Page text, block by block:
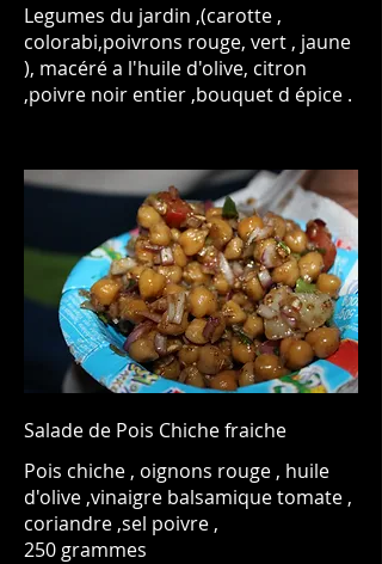
Legumes du jardin ,(carotte ,
colorabi,poivrons rouge, vert , jaune
), macéré a l'huile d'olive, citron
,poivre noir entier ,bouquet d épice .
Salade de Pois Chiche fraiche
Pois chiche , oignons rouge , huile
d'olive ,vinaigre balsamique tomate ,
coriandre ,sel poivre ,
250 grammes